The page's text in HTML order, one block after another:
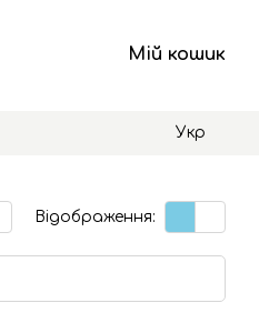
Мій кошик
Укр
Відображення: